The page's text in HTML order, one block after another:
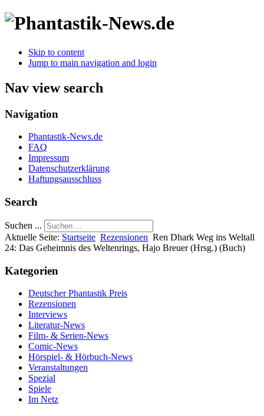
Skip to content
Jump to main navigation and login
Nav view search
Navigation
Phantastik-News.de
FAQ
Impressum
Datenschutzerklärung
Haftungsausschluss
Search
Suchen ...
Aktuelle Seite: Startseite Rezensionen Ren Dhark Weg ins Weltall
24: Das Geheimnis des Weltenrings, Hajo Breuer (Hrsg.) (Buch)
Kategorien
Deutscher Phantastik Preis
Rezensionen
Interviews
Literatur-News
Film- & Serien-News
Comic-News
Hörspiel- & Hörbuch-News
Veranstaltungen
Spezial
Spiele
Im Netz